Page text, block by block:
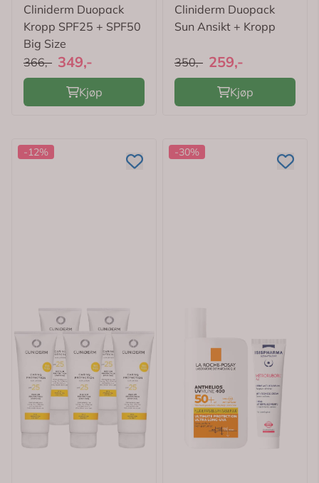
Cliniderm Duopack
Kropp SPF25 + SPF50
Big Size
366,- 349,-
Kjøp
Cliniderm Duopack
Sun Ansikt + Kropp
350,- 259,-
Kjøp
-12% -30%